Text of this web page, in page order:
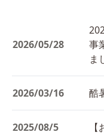
2026/05/28
事
ま
2026/03/16 酷
2025/08/5